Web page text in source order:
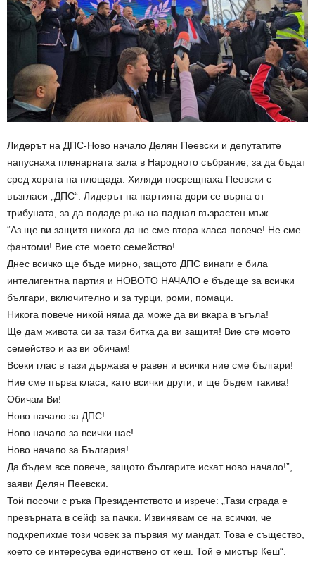
Лидерът на ДПС-Ново начало Делян Пеевски и депутатите
напуснаха пленарната зала в Народното събрание, за да бъдат
сред хората на площада. Хиляди посрещнаха Пеевски с
възгласи „ДПС“. Лидерът на партията дори се върна от
трибуната, за да подаде ръка на паднал възрастен мъж.
“Аз ще ви защитя никога да не сме втора класа повече! Не сме
фантоми! Вие сте моето семейство!
Днес всичко ще бъде мирно, защото ДПС винаги е била
интелигентна партия и НОВОТО НАЧАЛО е бъдеще за всички
българи, включително и за турци, роми, помаци.
Никога повече никой няма да може да ви вкара в ъгъла!
Ще дам живота си за тази битка да ви защитя! Вие сте моето
семейство и аз ви обичам!
Всеки глас в тази държава е равен и всички ние сме българи!
Ние сме първа класа, като всички други, и ще бъдем такива!
Обичам Ви!
Ново начало за ДПС!
Ново начало за всички нас!
Ново начало за България!
Да бъдем все повече, защото българите искат ново начало!”,
заяви Делян Пеевски.
Той посочи с ръка Президентството и изрече: „Тази сграда е
превърната в сейф за пачки. Извинявам се на всички, че
подкрепихме този човек за първия му мандат. Това е същество,
което се интересува единствено от кеш. Той е мистър Кеш“.